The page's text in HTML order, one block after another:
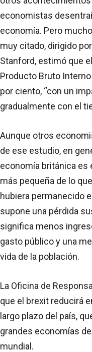
economistas
economía. Pero
muy citado, dirigido
Stanford, estimó que
Producto Bruto
por ciento, “con un
gradualmente con el
Aunque otros
de ese estudio, en
economía británica es
más pequeña de lo
hubiera permanecido
supone una pérdida
significa menos
gasto público y una
vida de la población.
La Oficina de
que el brexit reducirá
largo plazo del país,
grandes economías
mundial.